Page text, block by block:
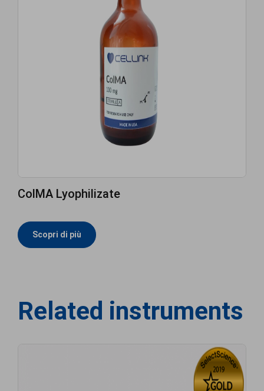
ColMA Lyophilizate
Scopri di più
Related instruments